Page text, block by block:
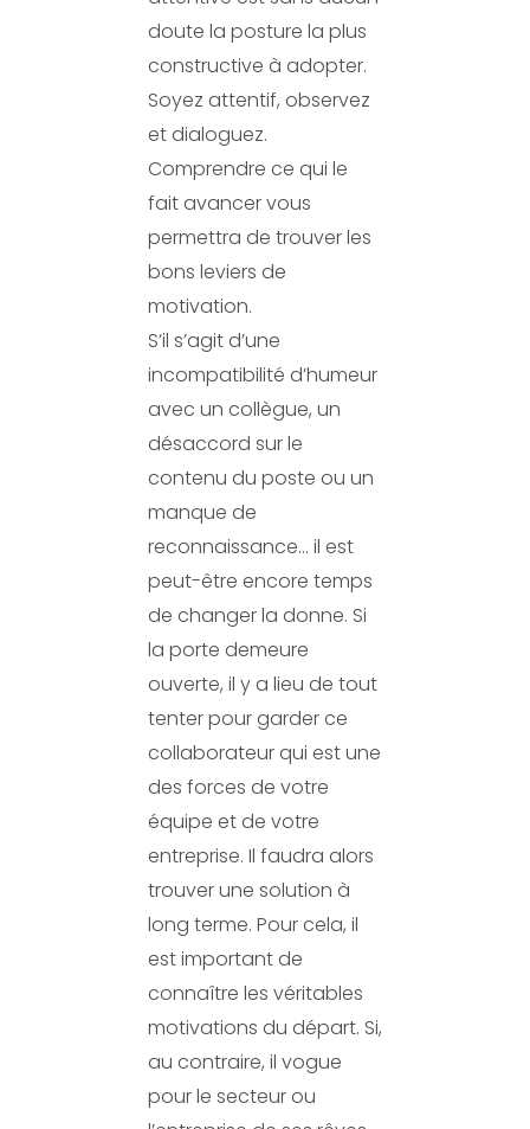
doute la posture la plus
constructive à adopter.
Soyez attentif, observez
et dialoguez.
Comprendre ce qui le
fait avancer vous
permettra de trouver les
bons leviers de
motivation.
S’il s’agit d’une
incompatibilité d’humeur
avec un collègue, un
désaccord sur le
contenu du poste ou un
manque de
reconnaissance… il est
peut-être encore temps
de changer la donne. Si
la porte demeure
ouverte, il y a lieu de tout
tenter pour garder ce
collaborateur qui est une
des forces de votre
équipe et de votre
entreprise. Il faudra alors
trouver une solution à
long terme. Pour cela, il
est important de
connaître les véritables
motivations du départ. Si,
au contraire, il vogue
pour le secteur ou